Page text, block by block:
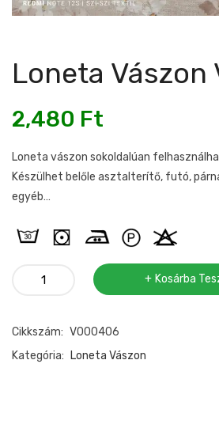
Loneta Vászon
2,480 Ft
Loneta vászon sokoldalúan
Készülhet belőle asztalterítő, futó,
egyéb…
Loneta
mennyiség
Kosárba
Cikkszám: V000406
Kategória:
Loneta Vászon